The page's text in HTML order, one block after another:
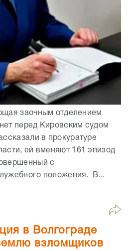
заочным отделением
перед Кировским судом
в прокуратуре
ей вменяют 161 эпизод
с
положения. В...
в Волгограде
взломщиков